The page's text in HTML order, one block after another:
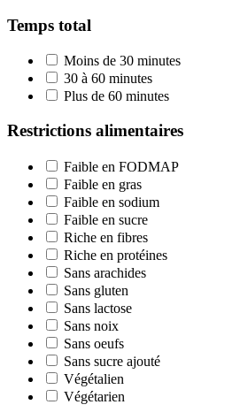
Temps total
Moins de 30 minutes
30 à 60 minutes
Plus de 60 minutes
Restrictions alimentaires
Faible en FODMAP
Faible en gras
Faible en sodium
Faible en sucre
Riche en fibres
Riche en protéines
Sans arachides
Sans gluten
Sans lactose
Sans noix
Sans oeufs
Sans sucre ajouté
Végétalien
Végétarien